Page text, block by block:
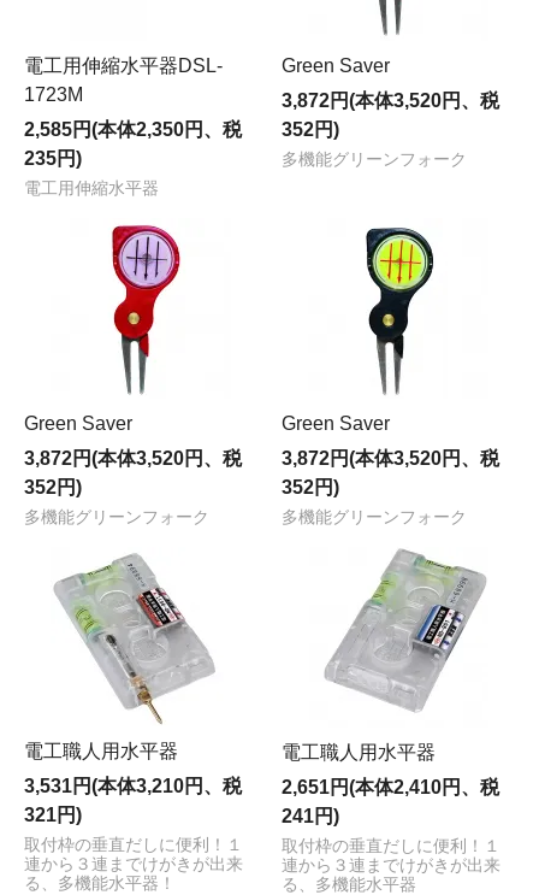
電工用伸縮水平器DSL-
1723M
2,585円(本体2,350円、税
235円)
電工用伸縮水平器
Green Saver
3,872円(本体3,520円、税
352円)
多機能グリーンフォーク
Green Saver
3,872円(本体3,520円、税
352円)
多機能グリーンフォーク
Green Saver
3,872円(本体3,520円、税
352円)
多機能グリーンフォーク
電工職人用水平器
3,531円(本体3,210円、税
321円)
取付枠の垂直だしに便利！１
連から３連までけがきが出来
る、多機能水平器！
電工職人用水平器
2,651円(本体2,410円、税
241円)
取付枠の垂直だしに便利！１
連から３連までけがきが出来
る、多機能水平器